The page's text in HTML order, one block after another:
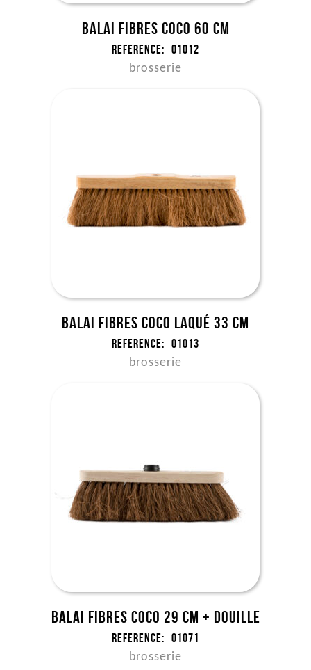
Balai fibres coco 60 cm
Reference: 01012
brosserie
Balai fibres coco laqué 33 cm
Reference: 01013
brosserie
Balai fibres coco 29 cm + douille
Reference: 01071
brosserie